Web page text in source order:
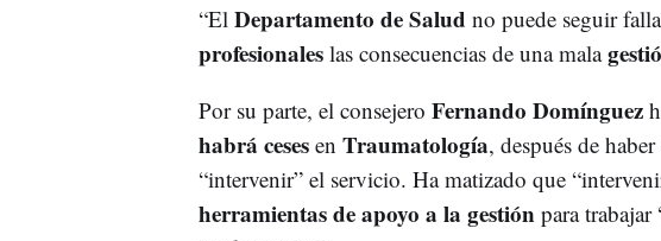
“El Departamento de Salud no puede seguir
profesionaleslas consecuencias de una mala
Por su parte, el consejero Fernando Domínguez
habrá cesesen Traumatología, después de
“intervenir” el servicio. Ha matizado que
herramientas de apoyo a la gestión para